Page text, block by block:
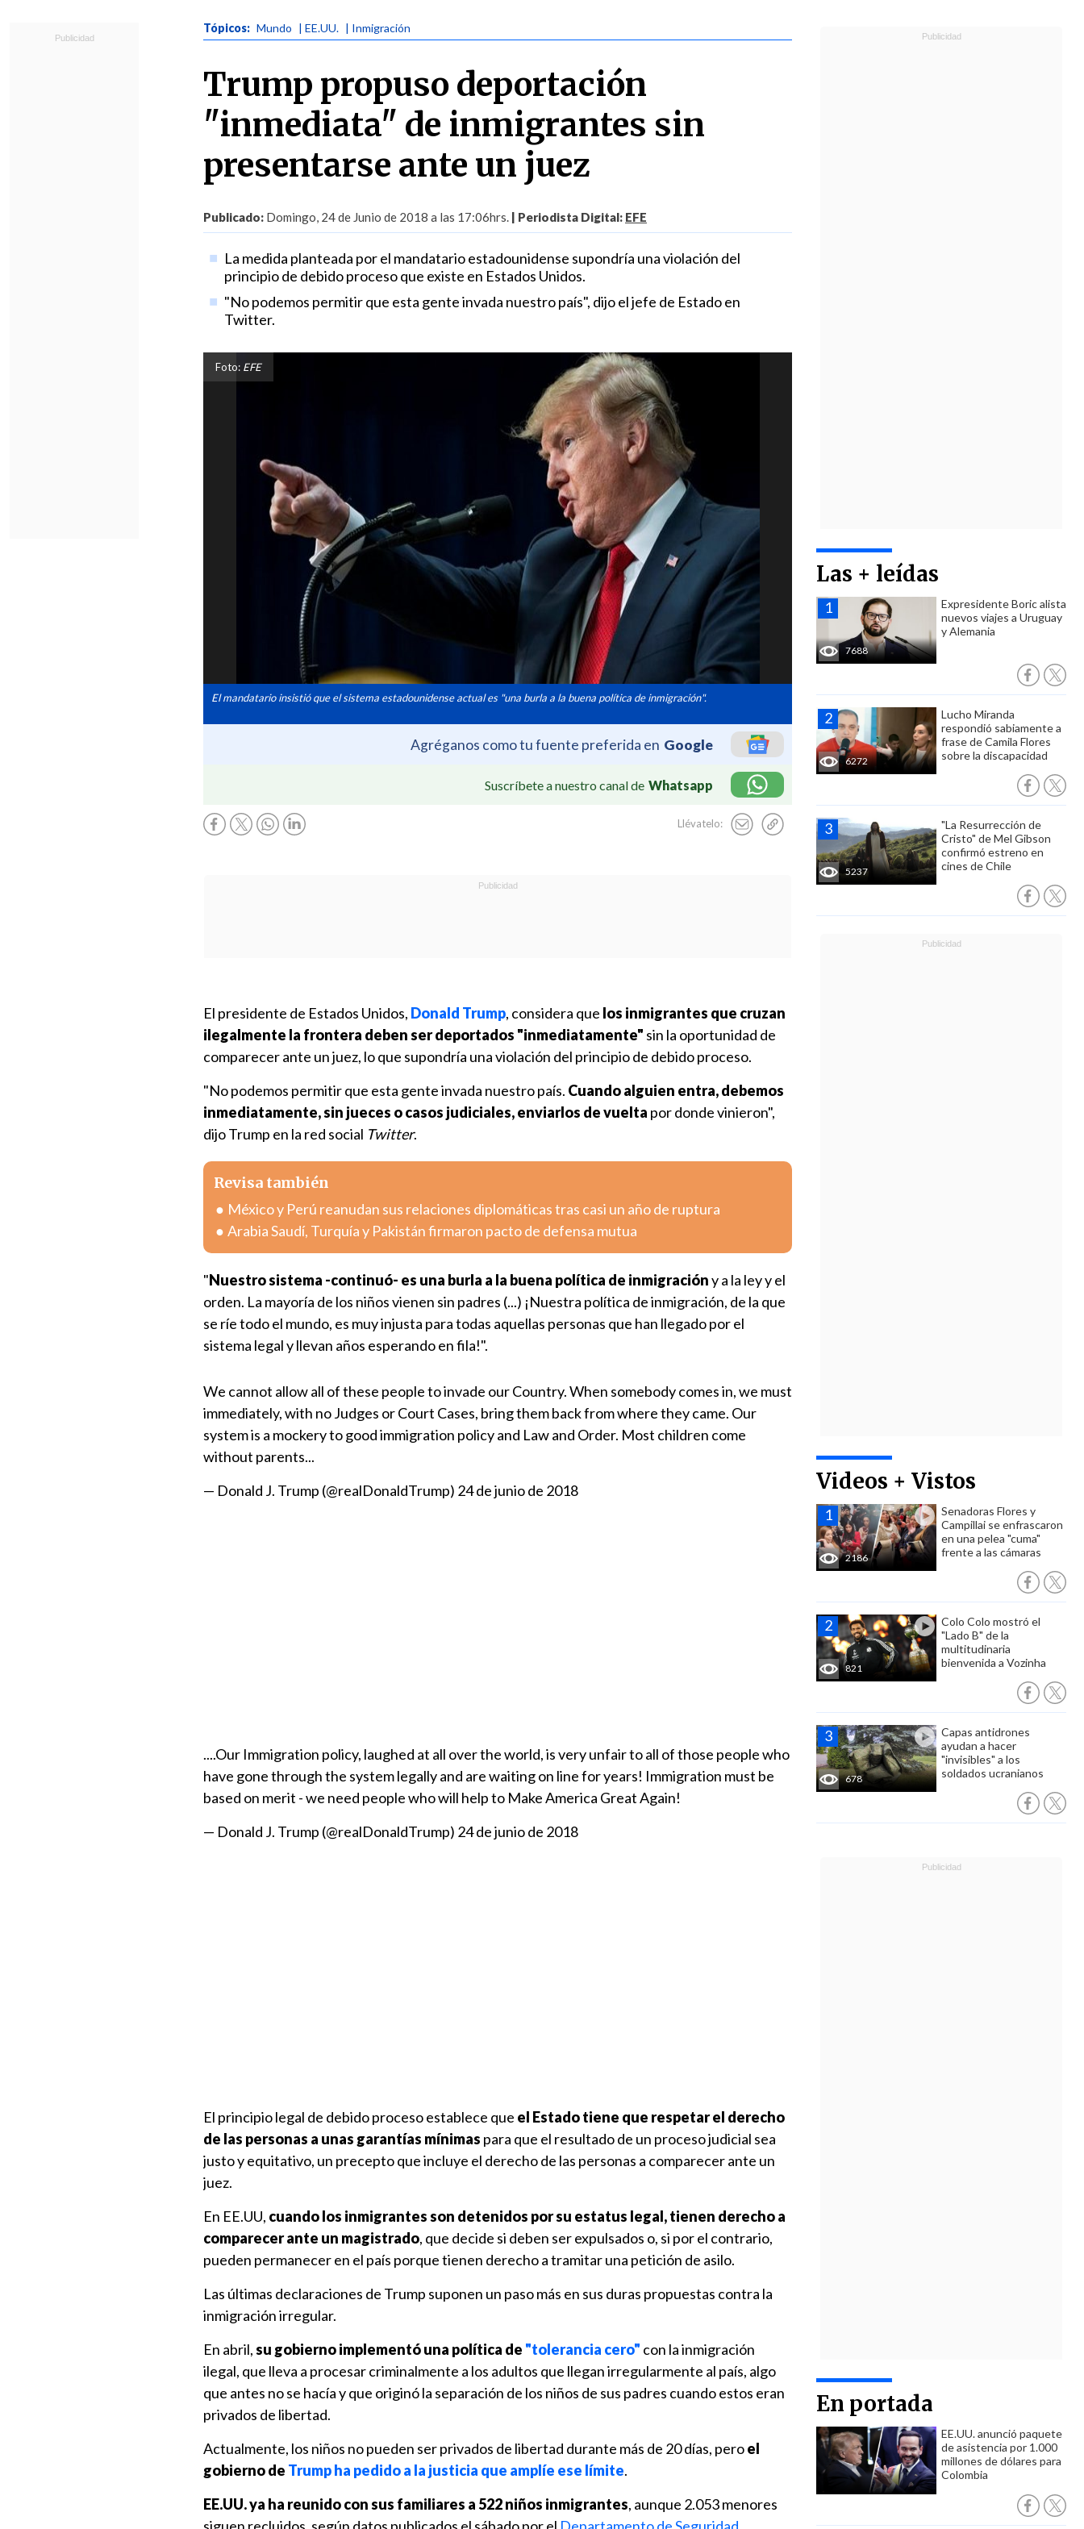
Tópicos: Mundo | EE.UU. | Inmigración
Trump propuso deportación
"inmediata" de inmigrantes sin
presentarse ante un juez
Publicado: Domingo, 24 de Junio de 2018 a las 17:06hrs. | Periodista Digital: EFE
La medida planteada por el mandatario estadounidense supondría una violación del
principio de debido proceso que existe en Estados Unidos.
"No podemos permitir que esta gente invada nuestro país", dijo el jefe de Estado en
Twitter.
Foto: EFE
El mandatario insistió que el sistema estadounidense actual es "una burla a la buena política de inmigración".
Agréganos como tu fuente preferida en Google
Suscríbete a nuestro canal de Whatsapp
Llévatelo:
Las + leídas
7688
Expresidente Boric alista
nuevos viajes a Uruguay
y Alemania
6272
Lucho Miranda
respondió sabiamente a
frase de Camila Flores
sobre la discapacidad
5237
"La Resurrección de
Cristo" de Mel Gibson
confirmó estreno en
cines de Chile
Videos + Vistos
2186
Senadoras Flores y
Campillai se enfrascaron
en una pelea "cuma"
frente a las cámaras
821
Colo Colo mostró el
"Lado B" de la
multitudinaria
bienvenida a Vozinha
678
Capas antidrones
ayudan a hacer
"invisibles" a los
soldados ucranianos
En portada
EE.UU. anunció paquete
de asistencia por 1.000
millones de dólares para
Colombia
El presidente de Estados Unidos, Donald Trump, considera que los inmigrantes que cruzan
ilegalmente la frontera deben ser deportados "inmediatamente" sin la oportunidad de
comparecer ante un juez, lo que supondría una violación del principio de debido proceso.
"No podemos permitir que esta gente invada nuestro país. Cuando alguien entra, debemos
inmediatamente, sin jueces o casos judiciales, enviarlos de vuelta por donde vinieron",
dijo Trump en la red social Twitter.
Revisa también
México y Perú reanudan sus relaciones diplomáticas tras casi un año de ruptura
Arabia Saudí, Turquía y Pakistán firmaron pacto de defensa mutua
"Nuestro sistema -continuó- es una burla a la buena política de inmigracióny a la ley y el
orden. La mayoría de los niños vienen sin padres (...) ¡Nuestra política de inmigración, de la que
se ríe todo el mundo, es muy injusta para todas aquellas personas que han llegado por el
sistema legal y llevan años esperando en fila!".
We cannot allow all of these people to invade our Country. When somebody comes in, we must
immediately, with no Judges or Court Cases, bring them back from where they came. Our
system is a mockery to good immigration policy and Law and Order. Most children come
without parents...
— Donald J. Trump (@realDonaldTrump) 24 de junio de 2018
....Our Immigration policy, laughed at all over the world, is very unfair to all of those people who
have gone through the system legally and are waiting on line for years! Immigration must be
based on merit - we need people who will help to Make America Great Again!
— Donald J. Trump (@realDonaldTrump) 24 de junio de 2018
El principio legal de debido proceso establece que el Estado tiene que respetar el derecho
de las personas a unas garantías mínimas para que el resultado de un proceso judicial sea
justo y equitativo, un precepto que incluye el derecho de las personas a comparecer ante un
juez.
En EE.UU, cuando los inmigrantes son detenidos por su estatus legal, tienen derecho a
comparecer ante un magistrado, que decide si deben ser expulsados o, si por el contrario,
pueden permanecer en el país porque tienen derecho a tramitar una petición de asilo.
Las últimas declaraciones de Trump suponen un paso más en sus duras propuestas contra la
inmigración irregular.
En abril,su gobierno implementó una política de "tolerancia cero" con la inmigración
ilegal, que lleva a procesar criminalmente a los adultos que llegan irregularmente al país, algo
que antes no se hacía y que originó la separación de los niños de sus padres cuando estos eran
privados de libertad.
Actualmente, los niños no pueden ser privados de libertad durante más de 20 días, peroel
gobierno de Trump ha pedido a la justicia que amplíe ese límite.
EE.UU. ya ha reunido con sus familiares a 522 niños inmigrantes, aunque 2.053 menores